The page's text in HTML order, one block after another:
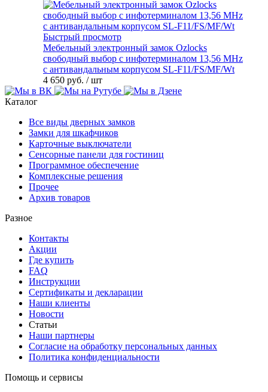
Быстрый просмотр
Мебельный электронный замок Ozlocks
свободный выбор с инфотерминалом 13,56 MHz
с антивандальным корпусом SL-F11/FS/MF/Wt
4 650 руб. / шт
Каталог
Все виды дверных замков
Замки для шкафчиков
Карточные выключатели
Сенсорные панели для гостиниц
Программное обеспечение
Комплексные решения
Прочее
Архив товаров
Разное
Контакты
Акции
Где купить
FAQ
Инструкции
Сертификаты и декларации
Наши клиенты
Новости
Статьи
Наши партнеры
Согласие на обработку персональных данных
Политика конфиденциальности
Помощь и сервисы